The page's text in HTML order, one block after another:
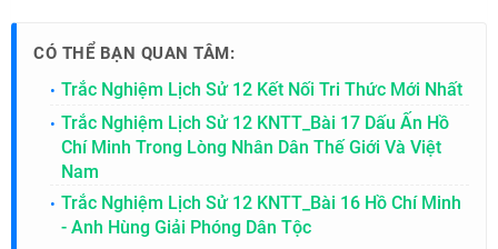
CÓ THỂ BẠN QUAN TÂM:
Trắc Nghiệm Lịch Sử 12 Kết Nối Tri Thức Mới Nhất
Trắc Nghiệm Lịch Sử 12 KNTT_Bài 17 Dấu Ấn Hồ
Chí Minh Trong Lòng Nhân Dân Thế Giới Và Việt
Nam
Trắc Nghiệm Lịch Sử 12 KNTT_Bài 16 Hồ Chí Minh
- Anh Hùng Giải Phóng Dân Tộc